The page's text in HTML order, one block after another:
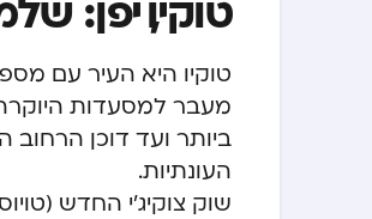
טוקיו היא העיר עם
מעבר למסעדות
ביותר ועד דוכן הרחוב
העונתיות.
שוק צוקיג’י החדש